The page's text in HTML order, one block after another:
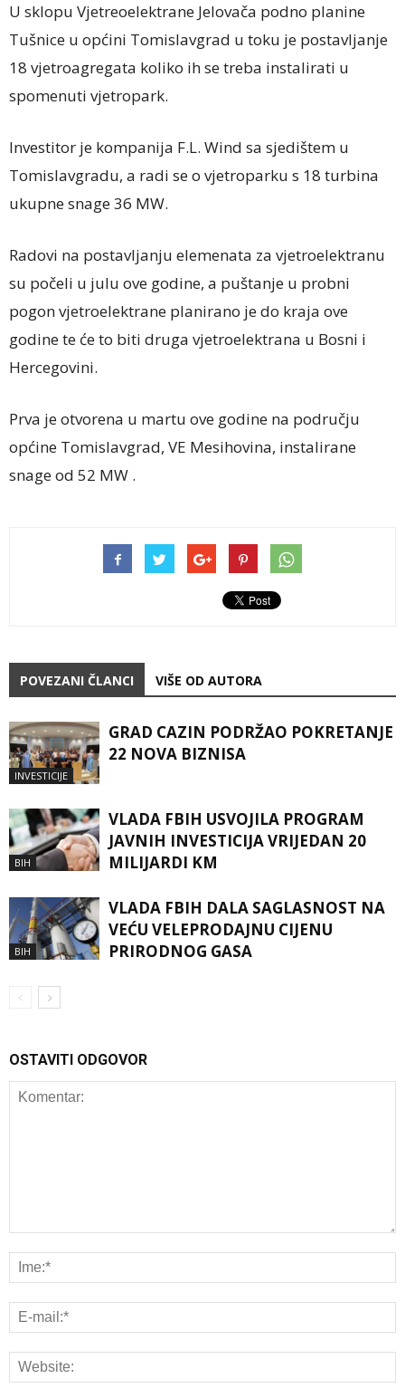
U sklopu Vjetreoelektrane Jelovača podno planine
Tušnice u općini Tomislavgrad u toku je postavljanje
18 vjetroagregata koliko ih se treba instalirati u
spomenuti vjetropark.
Investitor je kompanija F.L. Wind sa sjedištem u
Tomislavgradu, a radi se o vjetroparku s 18 turbina
ukupne snage 36 MW.
Radovi na postavljanju elemenata za vjetroelektranu
su počeli u julu ove godine, a puštanje u probni
pogon vjetroelektrane planirano je do kraja ove
godine te će to biti druga vjetroelektrana u Bosni i
Hercegovini.
Prva je otvorena u martu ove godine na području
općine Tomislavgrad, VE Mesihovina, instalirane
snage od 52 MW .
POVEZANI ČLANCI VIŠE OD AUTORA
INVESTICIJE
GRAD CAZIN PODRŽAO POKRETANJE
22 NOVA BIZNISA
BIH
VLADA FBIH USVOJILA PROGRAM
JAVNIH INVESTICIJA VRIJEDAN 20
MILIJARDI KM
BIH
VLADA FBIH DALA SAGLASNOST NA
VEĆU VELEPRODAJNU CIJENU
PRIRODNOG GASA
OSTAVITI ODGOVOR